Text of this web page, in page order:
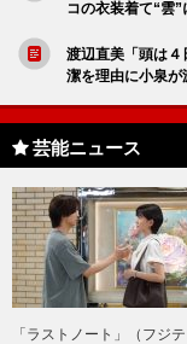
コの衣装着て“雲”
渡辺直美「頭は
潔を理由に小泉が
芸能ニュース
「ラストノート」（フジ